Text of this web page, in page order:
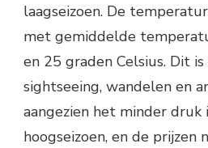
laagseizoen. De
met gemiddelde
en 25 graden Celsius. Dit
sightseeing, wandelen en
aangezien het minder druk
hoogseizoen, en de prijzen